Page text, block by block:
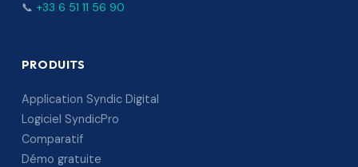
📞 +33 6 51 11 56 90
PRODUITS
Application Syndic Digital
Logiciel SyndicPro
Comparatif
Démo gratuite